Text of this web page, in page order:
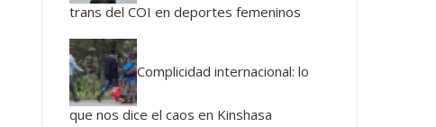
trans del COI en deportes femeninos
Complicidad internacional: lo
que nos dice el caos en Kinshasa